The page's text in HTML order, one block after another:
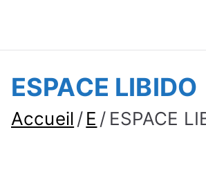
Suivre Colis -
Commande
ESPACE LIBIDO
Accueil E ESPACE